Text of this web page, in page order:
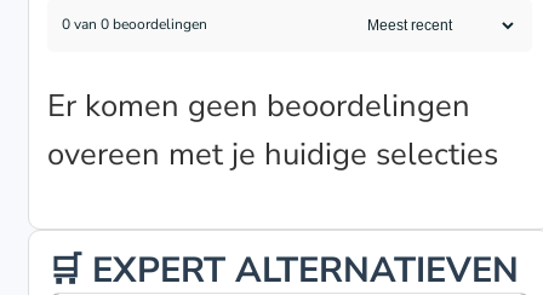
0 van 0 beoordelingen
Er komen geen beoordelingen
overeen met je huidige selecties
🛒 EXPERT ALTERNATIEVEN